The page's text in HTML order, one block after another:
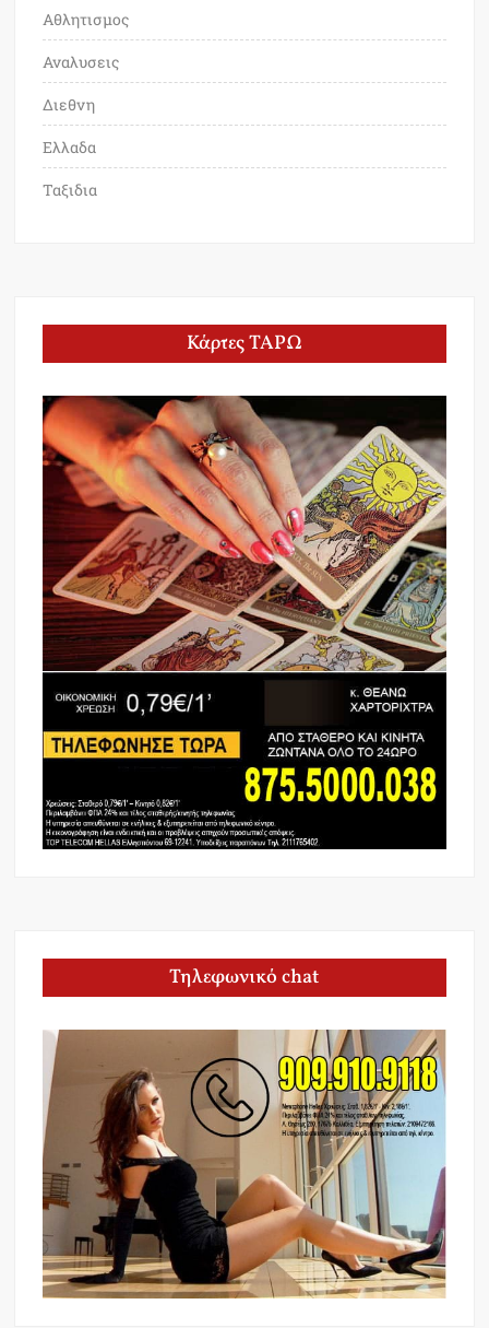
Αθλητισμος
Αναλυσεις
Διεθνη
Ελλαδα
Ταξιδια
Κάρτες ΤΑΡΩ
Τηλεφωνικό chat